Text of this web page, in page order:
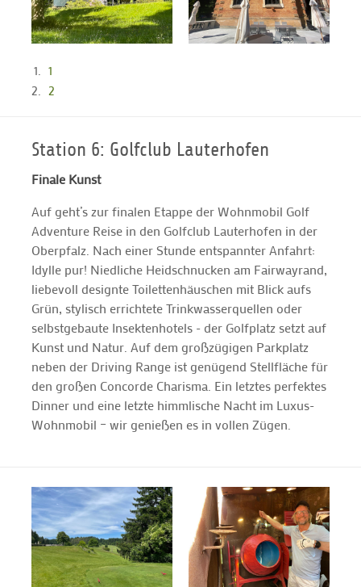
1
2
Station 6: Golfclub Lauterhofen
Finale Kunst
Auf geht’s zur finalen Etappe der Wohnmobil Golf
Adventure Reise in den Golfclub Lauterhofen in der
Oberpfalz. Nach einer Stunde entspannter Anfahrt:
Idylle pur! Niedliche Heidschnucken am Fairwayrand,
liebevoll designte Toilettenhäuschen mit Blick aufs
Grün, stylisch errichtete Trinkwasserquellen oder
selbstgebaute Insektenhotels - der Golfplatz setzt auf
Kunst und Natur. Auf dem großzügigen Parkplatz
neben der Driving Range ist genügend Stellfläche für
den großen Concorde Charisma. Ein letztes perfektes
Dinner und eine letzte himmlische Nacht im Luxus-
Wohnmobil – wir genießen es in vollen Zügen.